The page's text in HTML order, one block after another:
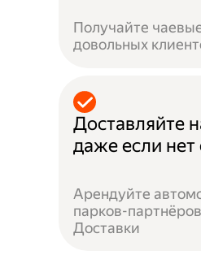
Получайте
довольных
Доставляйте
даже если нет
Арендуйте
парков-
Доставки